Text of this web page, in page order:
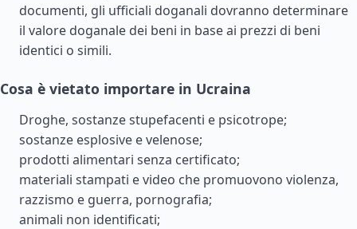
documenti, gli ufficiali doganali dovranno determinare
il valore doganale dei beni in base ai prezzi di beni
identici o simili.
Cosa è vietato importare in Ucraina
Droghe, sostanze stupefacenti e psicotrope;
sostanze esplosive e velenose;
prodotti alimentari senza certificato;
materiali stampati e video che promuovono violenza,
razzismo e guerra, pornografia;
animali non identificati;